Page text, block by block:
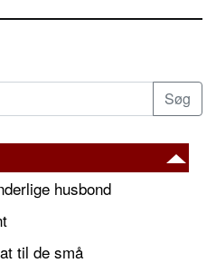
husbond
til de små